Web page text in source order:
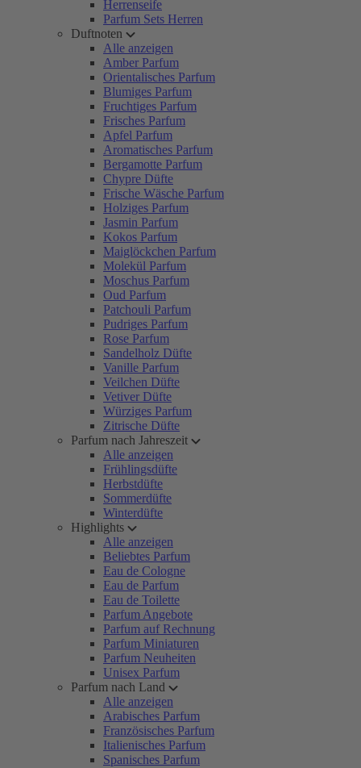
Herrenseife
Parfum Sets Herren
Duftnoten
Alle anzeigen
Amber Parfum
Orientalisches Parfum
Blumiges Parfum
Fruchtiges Parfum
Frisches Parfum
Apfel Parfum
Aromatisches Parfum
Bergamotte Parfum
Chypre Düfte
Frische Wäsche Parfum
Holziges Parfum
Jasmin Parfum
Kokos Parfum
Maiglöckchen Parfum
Molekül Parfum
Moschus Parfum
Oud Parfum
Patchouli Parfum
Pudriges Parfum
Rose Parfum
Sandelholz Düfte
Vanille Parfum
Veilchen Düfte
Vetiver Düfte
Würziges Parfum
Zitrische Düfte
Parfum nach Jahreszeit
Alle anzeigen
Frühlingsdüfte
Herbstdüfte
Sommerdüfte
Winterdüfte
Highlights
Alle anzeigen
Beliebtes Parfum
Eau de Cologne
Eau de Parfum
Eau de Toilette
Parfum Angebote
Parfum auf Rechnung
Parfum Miniaturen
Parfum Neuheiten
Unisex Parfum
Parfum nach Land
Alle anzeigen
Arabisches Parfum
Französisches Parfum
Italienisches Parfum
Spanisches Parfum